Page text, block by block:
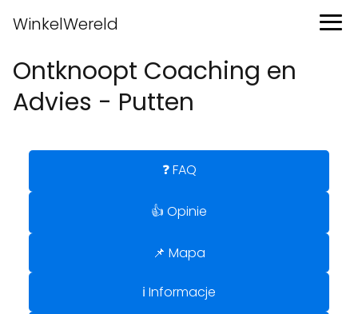
WinkelWereld
Ontknoopt Coaching en
Advies - Putten
❓ FAQ
👍 Opinie
📌 Mapa
ℹ️ Informacje